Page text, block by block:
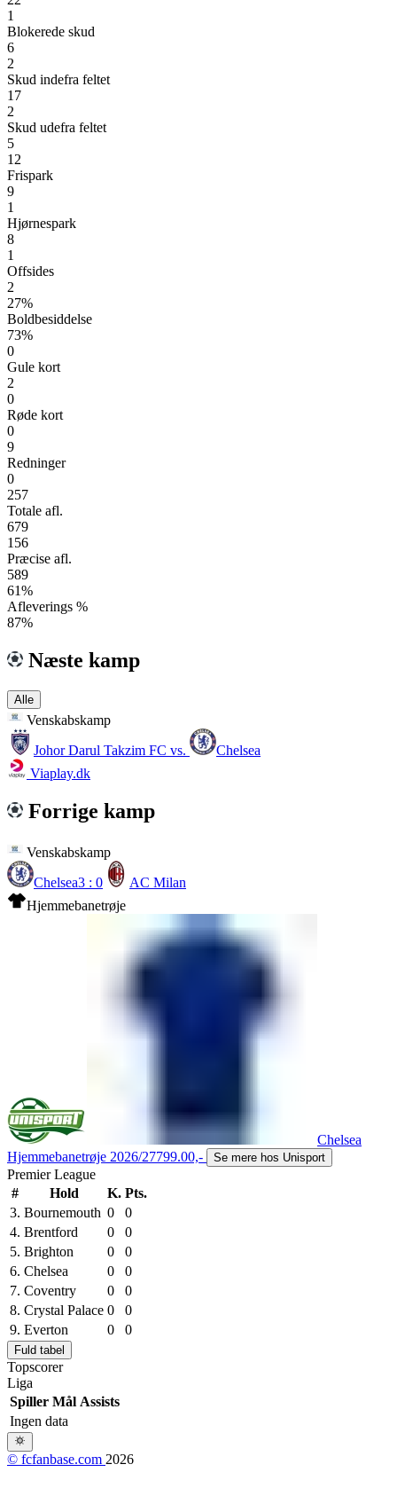
1
Blokerede skud
6
2
Skud indefra feltet
17
2
Skud udefra feltet
5
12
Frispark
9
1
Hjørnespark
8
1
Offsides
2
27%
Boldbesiddelse
73%
0
Gule kort
2
0
Røde kort
0
9
Redninger
0
257
Totale afl.
679
156
Præcise afl.
589
61%
Afleverings %
87%
Næste kamp
Alle
Venskabskamp
Johor Darul Takzim FC vs.
Chelsea
Viaplay.dk
Forrige kamp
Venskabskamp
Chelsea3 : 0
AC Milan
Hjemmebanetrøje
Chelsea
Hjemmebanetrøje 2026/27799.00,- Se mere hos Unisport
Premier League
#
Hold K. Pts.
3. Bournemouth 0
0
4. Brentford 0
0
5. Brighton 0
0
6. Chelsea 0
0
7. Coventry 0
0
8. Crystal Palace 0
0
9. Everton 0 0
Fuld tabel
Topscorer
Liga
Spiller Mål Assists
Ingen data
© fcfanbase.com 2026